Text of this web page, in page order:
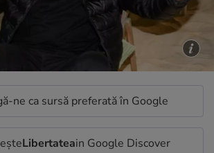
ne ca sursă preferată în Google
Libertateain Google Discover